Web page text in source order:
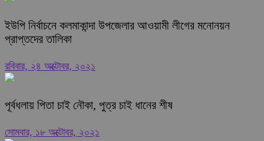
ইউপি নির্বাচনে কলমাকান্দা উপজেলার আওয়ামী লীগের মনোনয়ন
প্রাপ্তদের তালিকা
রবিবার, ২৪ অক্টোবর, ২০২১
পূর্বধলায় পিতা চাই নৌকা, পুত্র চাই ধানের শীষ
সোমবার, ১৮ অক্টোবর, ২০২১